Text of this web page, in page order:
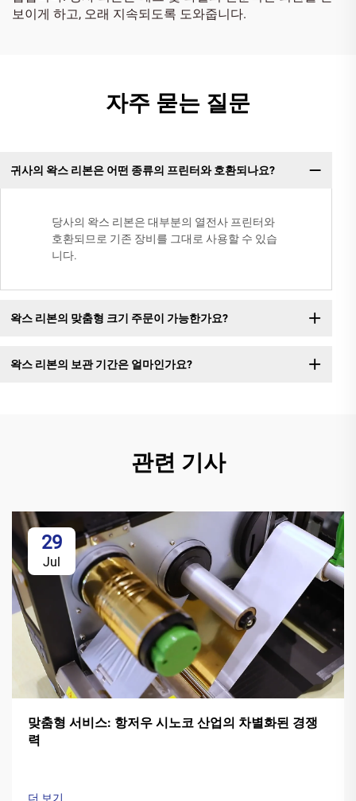
보이게 하고, 오래 지속되도록 도와줍니다.
자주 묻는 질문
귀사의 왁스 리본은 어떤 종류의 프린터와 호환되나요?
당사의 왁스 리본은 대부분의 열전사 프린터와
호환되므로 기존 장비를 그대로 사용할 수 있습
니다.
왁스 리본의 맞춤형 크기 주문이 가능한가요?
왁스 리본의 보관 기간은 얼마인가요?
관련 기사
29
Jul
맞춤형 서비스: 항저우 시노코 산업의 차별화된 경쟁
력
더 보기